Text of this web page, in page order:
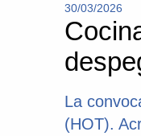
30/03/2026
La
(HOT).